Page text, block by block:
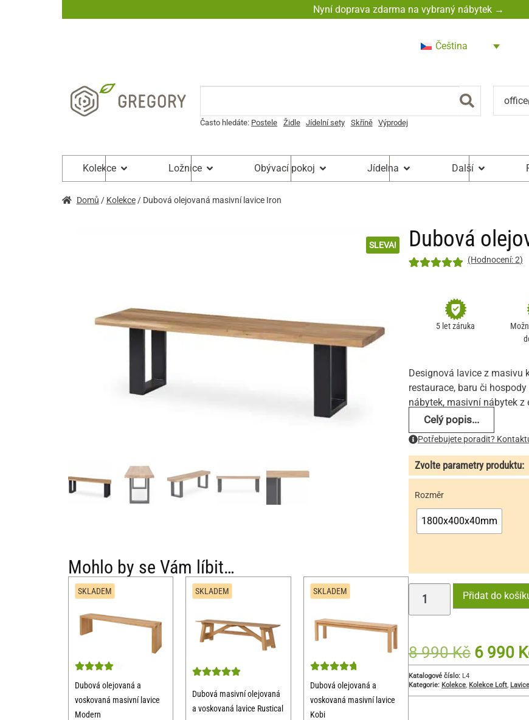
Nyní doprava zdarma na vybraný nábytek →
Čeština
Často hledáte: Postele Židle Jídelní sety Skříně Výprodej
Kolekce Ložnice Obývací pokoj Jídelna Další
Domů / Kolekce/ Dubová olejovaná masivní lavice Iron
SLEVA!
Mohlo by se Vám líbit…
SKLADEM
Dubová olejovaná a
voskovaná masivní lavice
Modern
SKLADEM
Dubová masivní olejovaná
a voskovaná lavice Rustical
SKLADEM
Dubová olejovaná a
voskovaná masivní lavice
Kobi
Dubová
hodnocení
(Hodnocení:2)
5 let záruka
Designová lavice z masivu
restaurace, baru či
nábytek, masivní nábytek z
Celý popis...
Potřebujete poradit?
Zvolte parametry produktu:
Rozměr
1800x400x40mm
Přidat do
8 990Kč 6 990
Katalogové číslo: L4
Kategorie: Kolekce, Kolekce Loft,